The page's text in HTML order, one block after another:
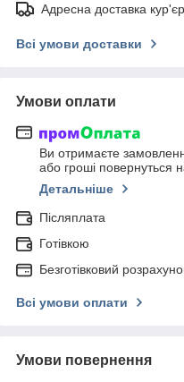
Адресна доставка
Всі умови доставки
Умови оплати
Ви отримаєте
або гроші повернуться
Детальніше
Післяплата
Готівкою
Безготівковий
Всі умови оплати
Умови повернення